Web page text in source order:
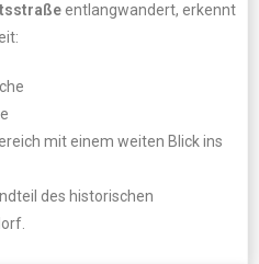
entlangwandert, erkennt
mit einem weiten Blick ins
des historischen